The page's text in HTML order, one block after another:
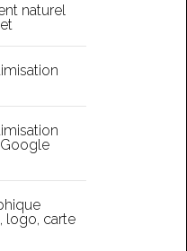
naturel
logo, carte